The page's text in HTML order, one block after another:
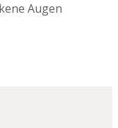
Augen